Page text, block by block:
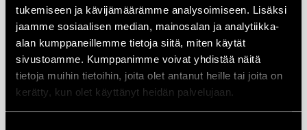
tukemiseen ja kävijämäärämme analysoimiseen. Lisäksi
jaamme sosiaalisen median, mainosalan ja analytiikka-
alan kumppaneillemme tietoja siitä, miten käytät
sivustoamme. Kumppanimme voivat yhdistää näitä
tietoja muihin tietoihin, joita olet antanut heille tai joita on
kerätty, kun olet käyttänyt heidän palvelujaan.
122,00 € 115,00€
Lisää ostoskoriin
285,00€199,00€
Lisää ostoskoriin